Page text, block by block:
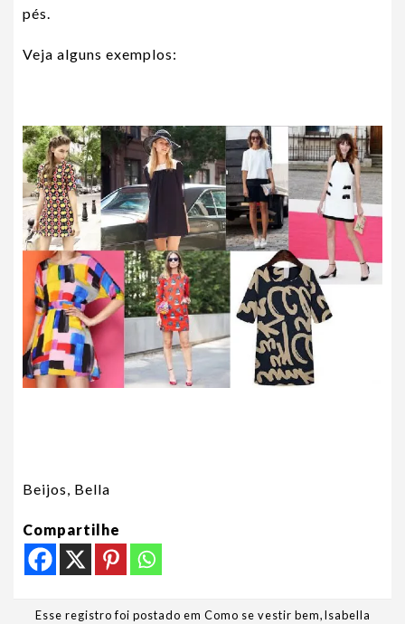
pés.
Veja alguns exemplos:
Beijos, Bella
Compartilhe
Esse registro foi postado em Como se vestir bem,Isabella